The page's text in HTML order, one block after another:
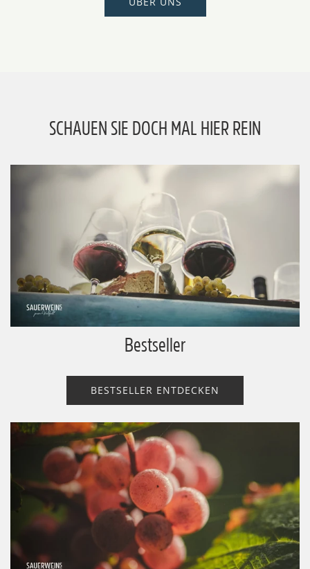
SCHAUEN SIE DOCH MAL HIER REIN
Bestseller
BESTSELLER ENTDECKEN